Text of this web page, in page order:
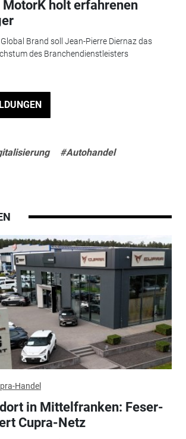
MotorK holt erfahrenen
Brand soll Jean-Pierre Diernaz das
des Branchendienstleisters
#Autohandel
Handel
in Mittelfranken: Feser-
Cupra-Netz